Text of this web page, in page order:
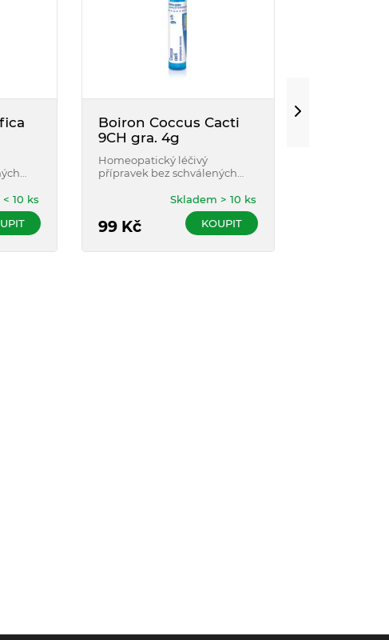
10 ks
Boiron Coccus Cacti
9CH gra. 4g
Homeopatický léčivý
přípravek bez schválených
99Kč
Skladem > 10 ks
KOUPIT